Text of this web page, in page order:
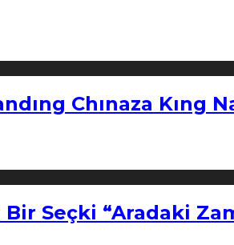
Chınaza Kıng
Seçki “Aradaki